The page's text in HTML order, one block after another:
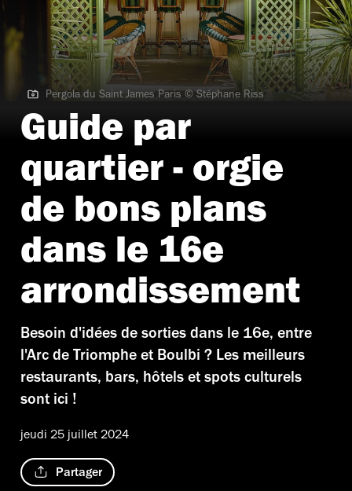
Pergola du Saint James Paris © Stéphane Riss
Pergola du Saint James Paris © Stéphane Riss
Guide par
quartier - orgie
de bons plans
dans le 16e
arrondissement
Besoin d'idées de sorties dans le 16e, entre
l'Arc de Triomphe et Boulbi ? Les meilleurs
restaurants, bars, hôtels et spots culturels
sont ici !
jeudi 25 juillet 2024
Partager